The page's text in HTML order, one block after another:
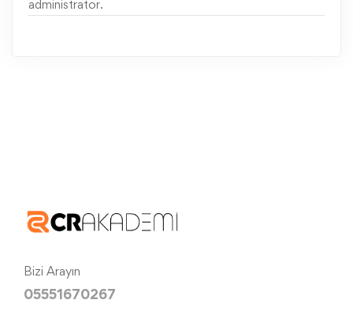
administrator.
Bizi Arayın
05551670267